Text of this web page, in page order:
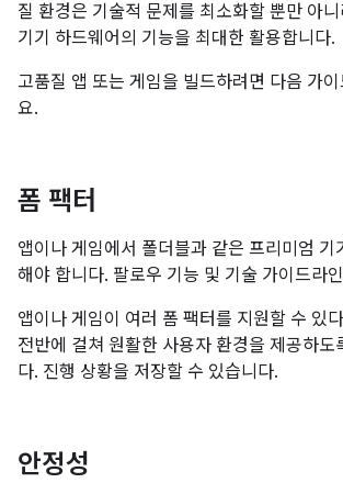
질 환경은 기술적 문제를 최소화할 뿐만 아
기기 하드웨어의 기능을 최대한 활용합니다.
고품질 앱 또는 게임을 빌드하려면 다음 가이
요.
폼 팩터
앱이나 게임에서 폴더블과 같은 프리미엄 기
해야 합니다. 팔로우 기능 및 기술 가이드라
앱이나 게임이 여러 폼 팩터를 지원할 수 있
전반에 걸쳐 원활한 사용자 환경을 제공하도
다. 진행 상황을 저장할 수 있습니다.
안정성